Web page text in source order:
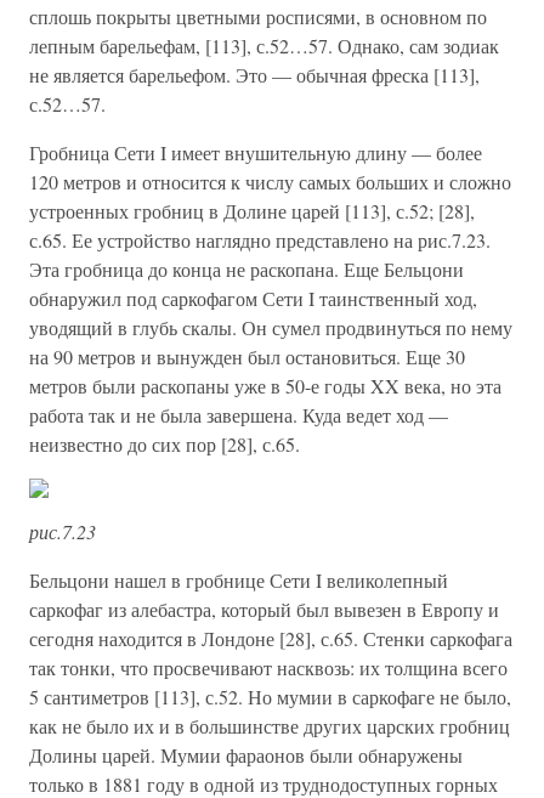
сплошь покрыты цветными росписями, в основном по
лепным барельефам, [113], с.52…57. Однако, сам зодиак
не является барельефом. Это — обычная фреска [113],
с.52…57.
Гробница Сети I имеет внушительную длину — более
120 метров и относится к числу самых больших и сложно
устроенных гробниц в Долине царей [113], с.52; [28],
с.65. Ее устройство наглядно представлено на рис.7.23.
Эта гробница до конца не раскопана. Еще Бельцони
обнаружил под саркофагом Сети I таинственный ход,
уводящий в глубь скалы. Он сумел продвинуться по нему
на 90 метров и вынужден был остановиться. Еще 30
метров были раскопаны уже в 50-е годы XX века, но эта
работа так и не была завершена. Куда ведет ход —
неизвестно до сих пор [28], с.65.
рис.7.23
Бельцони нашел в гробнице Сети I великолепный
саркофаг из алебастра, который был вывезен в Европу и
сегодня находится в Лондоне [28], с.65. Стенки саркофага
так тонки, что просвечивают насквозь: их толщина всего
5 сантиметров [113], с.52. Но мумии в саркофаге не было,
как не было их и в большинстве других царских гробниц
Долины царей. Мумии фараонов были обнаружены
только в 1881 году в одной из труднодоступных горных